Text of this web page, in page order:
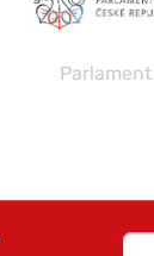
Parlament